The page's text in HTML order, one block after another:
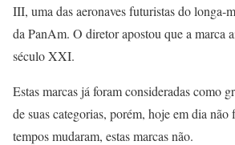
III, uma das aeronaves futuristas do longa-
da PanAm. O diretor apostou que a marca
século XXI.
Estas marcas já foram consideradas como
de suas categorias, porém, hoje em dia
tempos mudaram, estas marcas não.